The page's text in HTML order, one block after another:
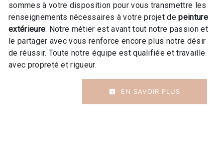
sommes à votre disposition pour vous transmettre les
renseignements nécessaires à votre projet depeinture
extérieure. Notre métier est avant tout notre passion et
le partager avec vous renforce encore plus notre désir
de réussir. Toute notre équipe est qualifiée et travaille
avec propreté et rigueur.
EN SAVOIR PLUS